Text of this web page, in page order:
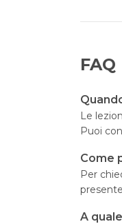
FAQ
Le
Puoi
Come
Per
A